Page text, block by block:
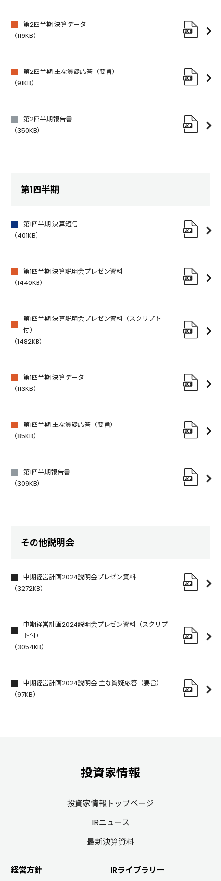
第2四半期 決算データ
（119KB）
第2四半期 主な質疑応答（要旨）
（91KB）
第2四半期報告書
（350KB）
第1四半期
第1四半期 決算短信
（401KB）
第1四半期 決算説明会プレゼン資料
（1440KB）
第1四半期 決算説明会プレゼン資料（スクリプト
付）
（1482KB）
第1四半期 決算データ
（113KB）
第1四半期 主な質疑応答（要旨）
（85KB）
第1四半期報告書
（309KB）
その他説明会
中期経営計画2024説明会プレゼン資料
（3272KB）
中期経営計画2024説明会プレゼン資料（スクリプ
ト付）
（3054KB）
中期経営計画2024説明会 主な質疑応答（要旨）
（97KB）
投資家情報
投資家情報トップページ
IRニュース
最新決算資料
経営方針 IRライブラリー